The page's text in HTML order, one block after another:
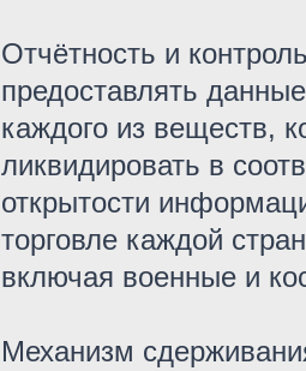
Отчётность и
предоставлять
каждого из веществ,
ликвидировать в
открытости
торговле каждой
включая военные и
Механизм